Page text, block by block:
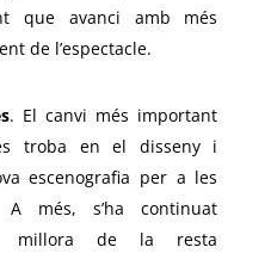
que avanci amb més
de l’espectacle.
. El canvi més important
troba en el disseny i
escenografia per a les
més, s’ha continuat
millora de la resta